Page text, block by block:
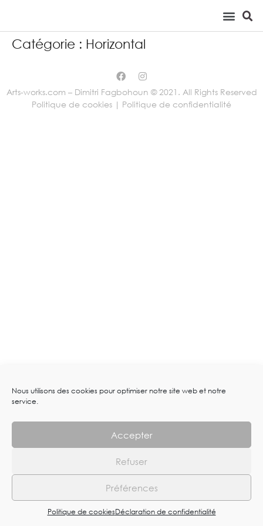
Nous utilisons des cookies pour optimiser notre site web et notre
service.
Accepter
Refuser
Préférences
Politique de cookiesDéclaration de confidentialité
Catégorie : Horizontal
Arts-works.com – Dimitri Fagbohoun © 2021. All Rights Reserved
Politique de cookies | Politique de confidentialité